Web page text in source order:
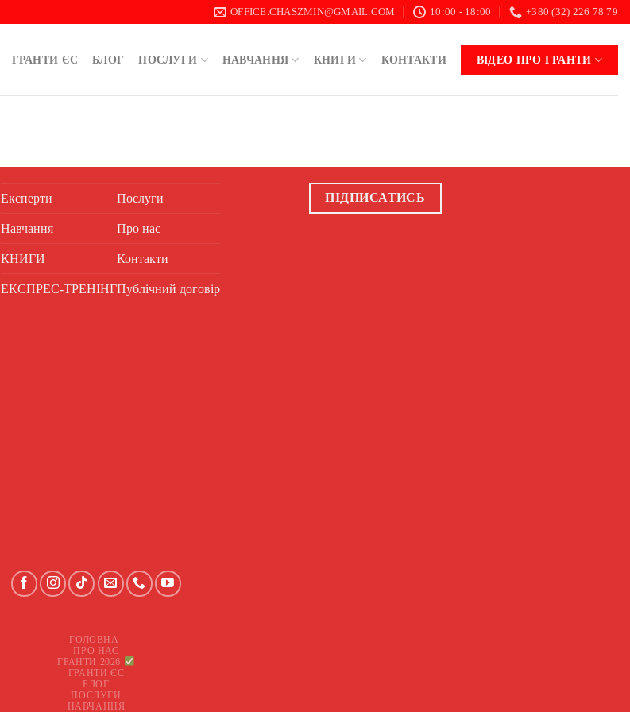
OFFICE.CHASZMIN@GMAIL.COM 10:00 - 18:00 +380 (32) 226 78 79
ГРАНТИ ЄС БЛОГ ПОСЛУГИ НАВЧАННЯ КНИГИ КОНТАКТИ ВІДЕО ПРО ГРАНТИ
Експерти
Навчання
КНИГИ
ЕКСПРЕС-ТРЕНІНГ
Послуги
Про нас
Контакти
Публічний договір
ПІДПИСАТИСЬ
ГОЛОВНА
ПРО НАС
ГРАНТИ 2026
ГРАНТИ ЄС
БЛОГ
ПОСЛУГИ
НАВЧАННЯ